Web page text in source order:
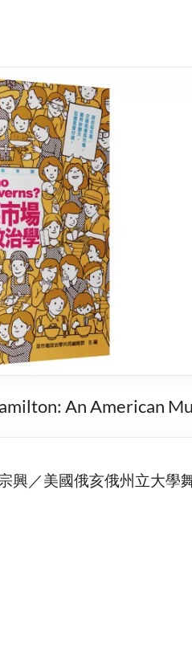
An American
興／美國俄亥俄州立大學